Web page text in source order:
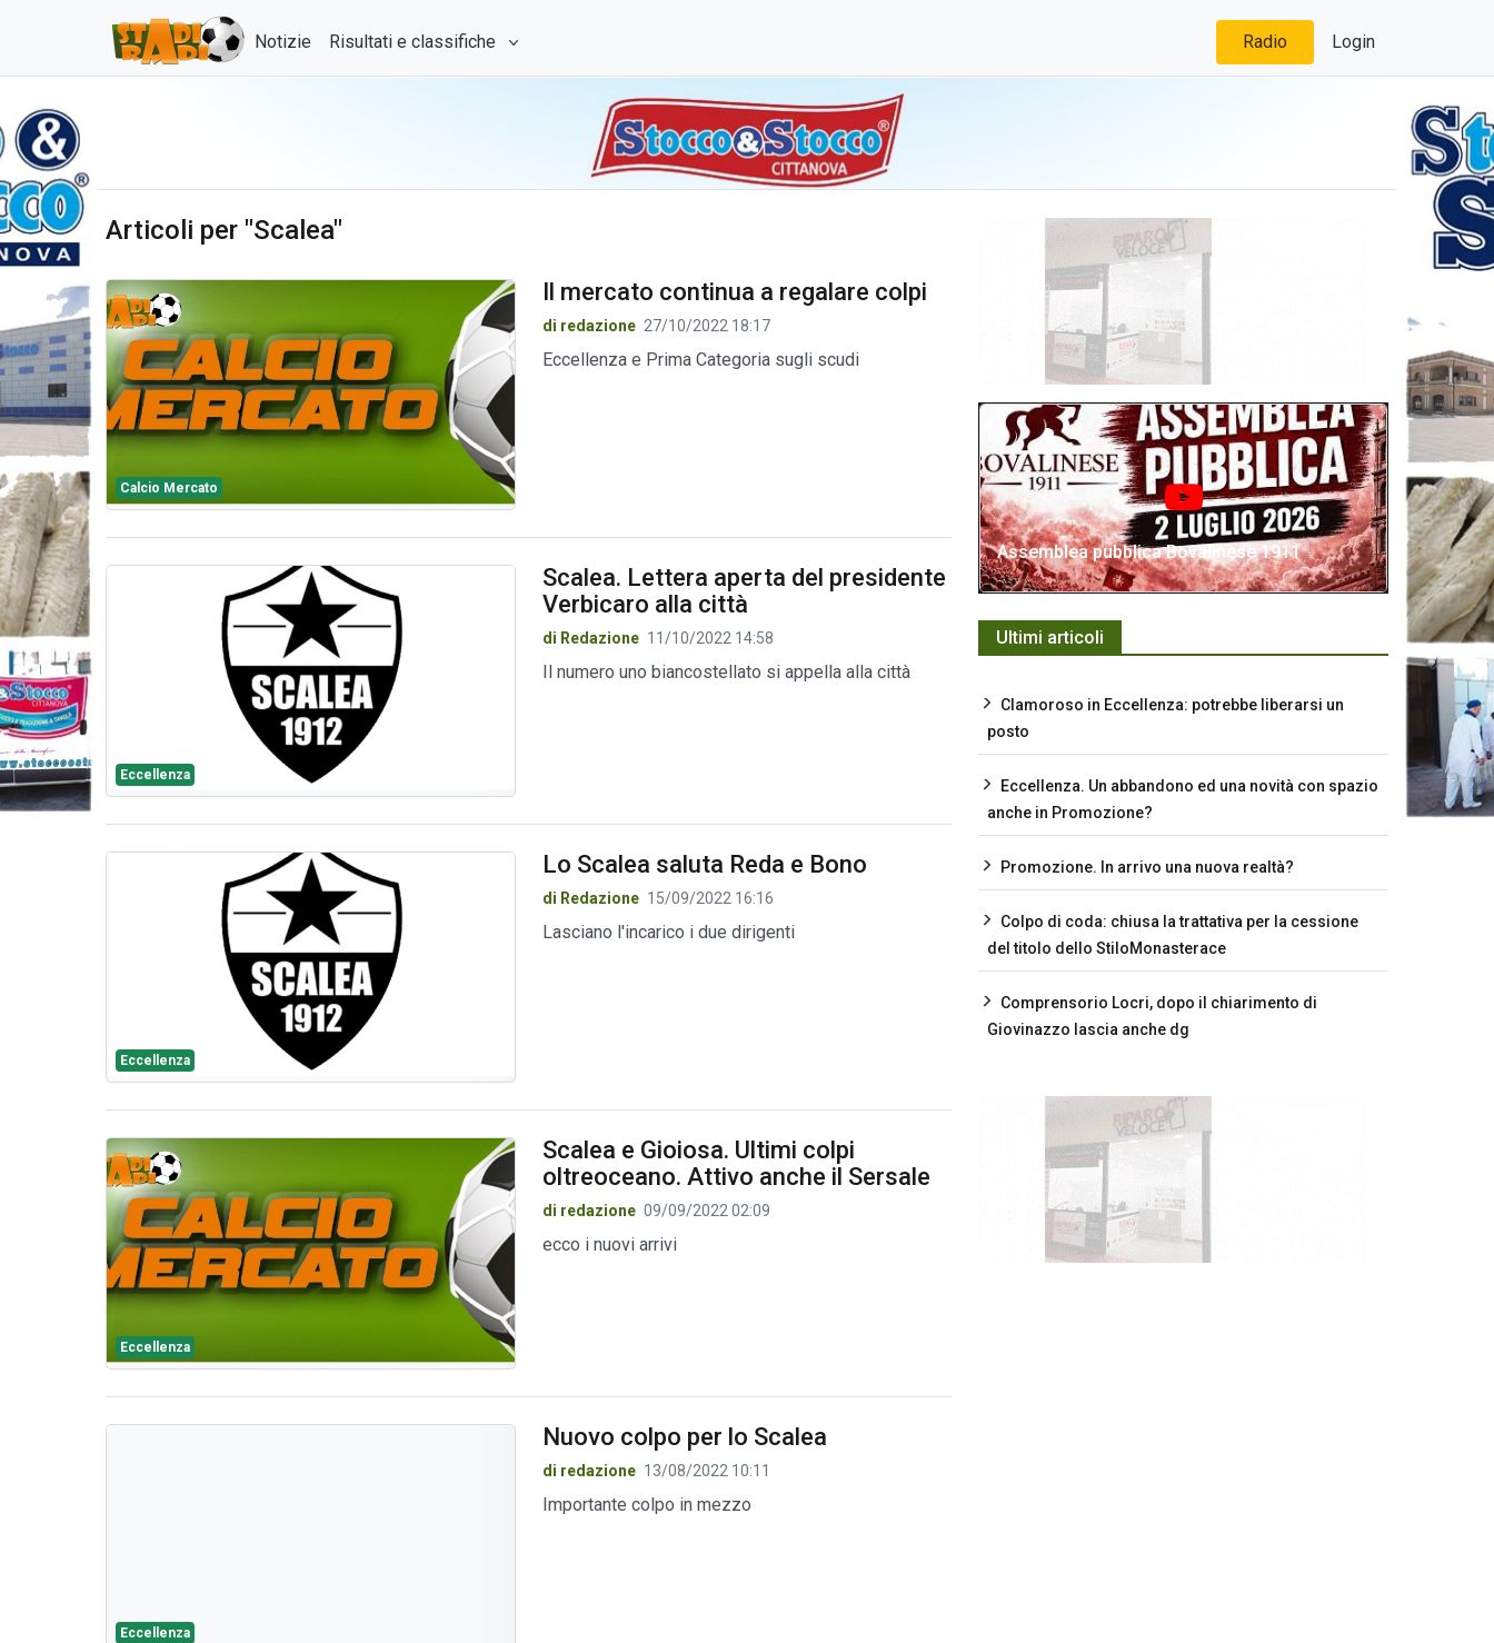
Notizie Risultati e classifiche Radio Login
Articoli per "Scalea"
Calcio Mercato
Il mercato continua a regalare colpi
di redazione 27/10/2022 18:17
Eccellenza e Prima Categoria sugli scudi
Eccellenza
Scalea. Lettera aperta del presidente
Verbicaro alla città
di Redazione 11/10/2022 14:58
Il numero uno biancostellato si appella alla città
Eccellenza
Lo Scalea saluta Reda e Bono
di Redazione 15/09/2022 16:16
Lasciano l'incarico i due dirigenti
Eccellenza
Scalea e Gioiosa. Ultimi colpi
oltreoceano. Attivo anche il Sersale
di redazione 09/09/2022 02:09
ecco i nuovi arrivi
Eccellenza
Nuovo colpo per lo Scalea
di redazione 13/08/2022 10:11
Importante colpo in mezzo
Assemblea pubblica Bovalinese 1911
Ultimi articoli
Clamoroso in Eccellenza: potrebbe liberarsi un
posto
Eccellenza. Un abbandono ed una novità con spazio
anche in Promozione?
Promozione. In arrivo una nuova realtà?
Colpo di coda: chiusa la trattativa per la cessione
del titolo dello StiloMonasterace
Comprensorio Locri, dopo il chiarimento di
Giovinazzo lascia anche dg